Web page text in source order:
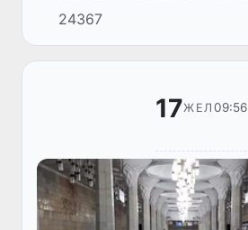
24367
17ЖЕЛ 09:56